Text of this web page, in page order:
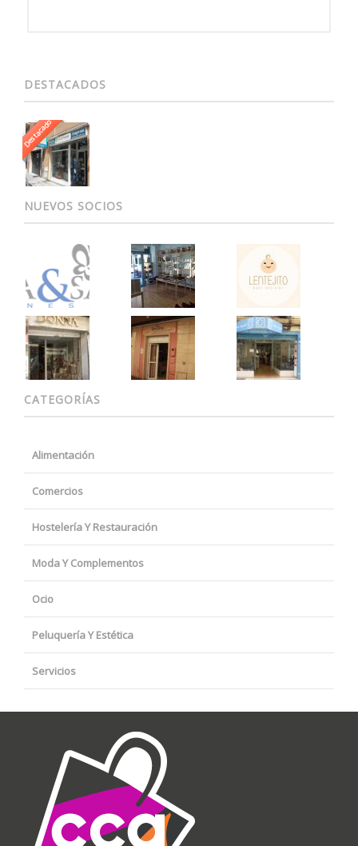
DESTACADOS
Destacado
NUEVOS SOCIOS
CATEGORÍAS
Alimentación
Comercios
Hostelería Y Restauración
Moda Y Complementos
Ocio
Peluquería Y Estética
Servicios